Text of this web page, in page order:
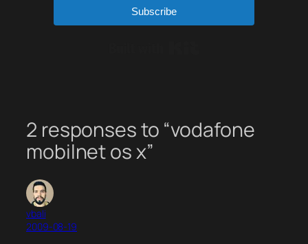
Subscribe
2 responses to “vodafone
mobilnet os x”
vbali
2009-08-19